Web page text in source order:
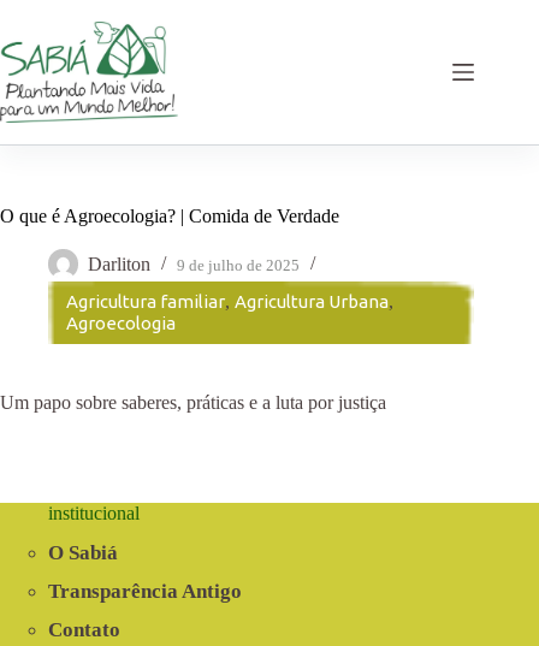
o
conteúdo
O que é Agroecologia? | Comida de Verdade
Darliton 9 de julho de 2025
Agricultura familiar, Agricultura Urbana,
Agroecologia
Um papo sobre saberes, práticas e a luta por justiça
institucional
O Sabiá
Transparência Antigo
Contato